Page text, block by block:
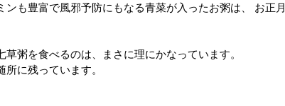
も豊富で風邪予防にもなる青菜が入ったお粥は、 お正
粥を食べるのは、まさに理にかなっています。
に残っています。